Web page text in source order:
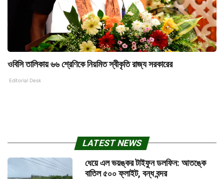
ওবিসি তালিকায় ৬৬ শ্রেণিকে নিয়মিত স্বীকৃতি রাজ্য সরকারের
Editorial Desk
LATEST NEWS
ধেয়ে এল ভয়ঙ্কর টাইফুন ডলফিন: আতঙ্কে
বাতিল ৫০০ ফ্লাইট, বন্ধ বন্দর